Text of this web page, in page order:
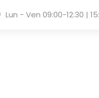
Lun - Ven 09:00-12:30 |